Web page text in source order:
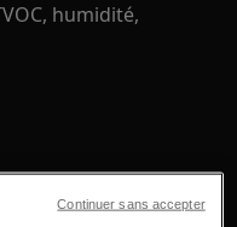
humidité,
Continuer sans accepter